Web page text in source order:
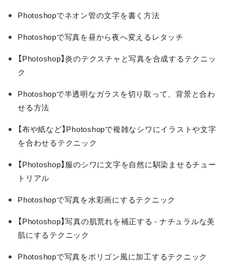
Photoshopでネオン管の文字を書く方法
Photoshopで写真を昼から夜へ変えるレタッチ
【Photoshop】炎のテクスチャと写真を合成するテクニッ
ク
Photoshopで半透明なガラスを切り取って、背景と合わ
せる方法
【布や紙など】Photoshopで複雑なシワにイラストや文字
を合わせるテクニック
【Photoshop】服のシワに文字を自然に馴染ませるチュー
トリアル
Photoshopで写真を水彩画にするテクニック
【Photoshop】写真の肌荒れを補正する - ナチュラルな美
肌にするテクニック
Photoshopで写真をポリゴン風に加工するテクニック